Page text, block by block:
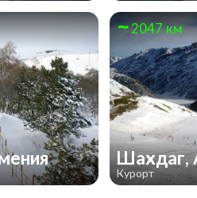
2047 км
Шахдаг,
Курорт